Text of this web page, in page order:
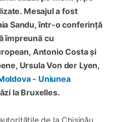
Mesajul a fost
Sandu, într-o conferință
împreună cu
Antonio Costa și
Ursula Von der Lyen,
- Uniunea
la Bruxelles.
de la Chișinău